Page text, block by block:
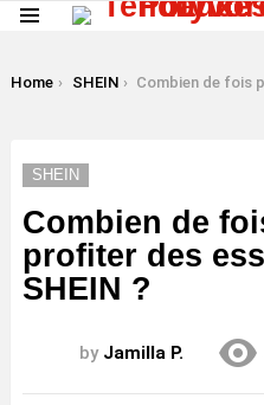
You are here:
Home SHEIN Combien de fois pouvez-vous profiter des essais gratuits sur SHEIN ?
SHEIN
Combien de
profiter des
SHEIN ?
by Jamilla P.